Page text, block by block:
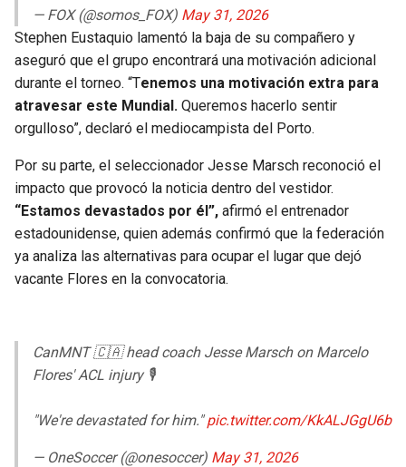
— FOX (@somos_FOX) May 31, 2026
Stephen Eustaquio lamentó la baja de su compañero y
aseguró que el grupo encontrará una motivación adicional
durante el torneo. “Tenemos una motivación extra para
atravesar este Mundial. Queremos hacerlo sentir
orgulloso”, declaró el mediocampista del Porto.
Por su parte, el seleccionador Jesse Marsch reconoció el
impacto que provocó la noticia dentro del vestidor.
“Estamos devastados por él”, afirmó el entrenador
estadounidense, quien además confirmó que la federación
ya analiza las alternativas para ocupar el lugar que dejó
vacante Flores en la convocatoria.
CanMNT 🇨🇦 head coach Jesse Marsch on Marcelo
Flores' ACL injury 🎙️
"We're devastated for him."pic.twitter.com/KkALJGgU6b
— OneSoccer (@onesoccer) May 31, 2026